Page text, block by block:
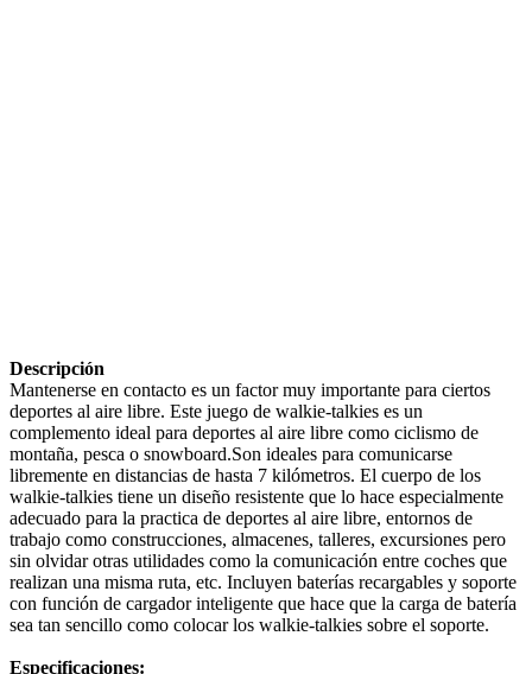
Descripción
Mantenerse en contacto es un factor muy importante para ciertos
deportes al aire libre. Este juego de walkie-talkies es un
complemento ideal para deportes al aire libre como ciclismo de
montaña, pesca o snowboard.Son ideales para comunicarse
libremente en distancias de hasta 7 kilómetros. El cuerpo de los
walkie-talkies tiene un diseño resistente que lo hace especialmente
adecuado para la practica de deportes al aire libre, entornos de
trabajo como construcciones, almacenes, talleres, excursiones pero
sin olvidar otras utilidades como la comunicación entre coches que
realizan una misma ruta, etc. Incluyen baterías recargables y soporte
con función de cargador inteligente que hace que la carga de batería
sea tan sencillo como colocar los walkie-talkies sobre el soporte.
Especificaciones: